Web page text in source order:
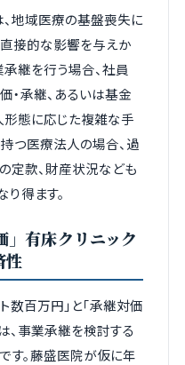
地域医療の基盤喪失に
接的な影響を与えか
継を行う場合、社員
・承継、あるいは基金
形態に応じた複雑な手
つ医療法人の場合、過
定款、財産状況なども
得ます。
」有床クリニック
性
数百万円」と「承継対価
、事業承継を検討する
す。藤盛医院が仮に年